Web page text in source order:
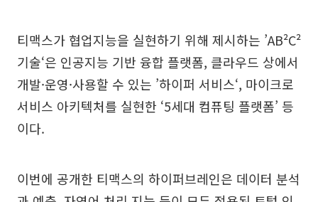
티맥스가 협업지능을 실현하기 위해 제시하는 ’AB²C²
기술‘은 인공지능 기반 융합 플랫폼, 클라우드 상에서
개발·운영·사용할 수 있는 ’하이퍼 서비스‘, 마이크로
서비스 아키텍처를 실현한 ‘5세대 컴퓨팅 플랫폼’ 등
이다.
이번에 공개한 티맥스의 하이퍼브레인은 데이터 분석